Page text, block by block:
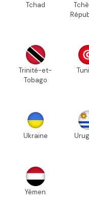
Tchad
Trinité-et-
Tobago
Ukraine
Yémen